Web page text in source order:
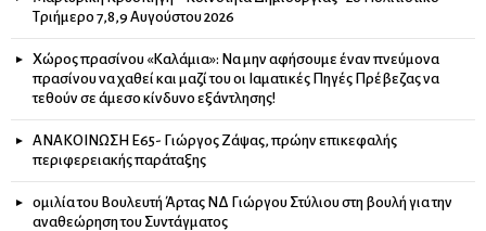
Τριήμερο 7,8,9 Αυγούστου 2026
Χώρος πρασίνου «Καλάμια»: Να μην αφήσουμε έναν πνεύμονα
πρασίνου να χαθεί και μαζί του οι Ιαματικές Πηγές Πρέβεζας να
τεθούν σε άμεσο κίνδυνο εξάντλησης!
ΑΝΑΚΟΙΝΩΣΗ Ε65- Γιώργος Ζάψας, πρώην επικεφαλής
περιφερειακής παράταξης
ομιλία του Βουλευτή Άρτας ΝΔ Γιώργου Στύλιου στη βουλή για την
αναθεώρηση του Συντάγματος